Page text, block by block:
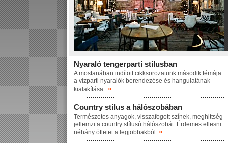
Nyaraló tengerparti stílusban
A mostanában indított cikksorozatunk második témája
a vízparti nyaralók berendezése és hangulatának
kialakítása. »
Country stílus a hálószobában
Természetes anyagok, visszafogott színek, meghittség
jellemzi a country stílusú hálószobát. Érdemes ellesni
néhány ötletet a legjobbakból. »